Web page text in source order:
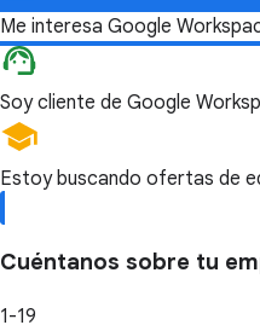
Me interesa Google
Soy cliente de Google
Estoy buscando ofertas de
Cuéntanos sobre tu
1-19